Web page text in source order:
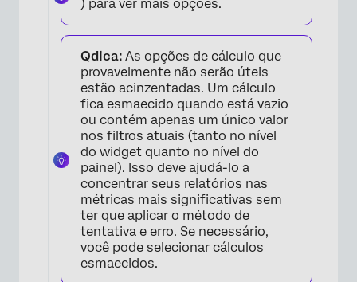
×
) para ver mais opções.
Qdica: As opções de cálculo que
provavelmente não serão úteis
estão acinzentadas. Um cálculo
fica esmaecido quando está vazio
ou contém apenas um único valor
nos filtros atuais (tanto no nível
do widget quanto no nível do
painel). Isso deve ajudá-lo a
concentrar seus relatórios nas
métricas mais significativas sem
ter que aplicar o método de
tentativa e erro. Se necessário,
você pode selecionar cálculos
esmaecidos.